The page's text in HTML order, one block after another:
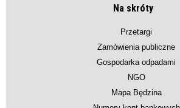
Na skróty
Przetargi
Zamówienia publiczne
Gospodarka odpadami
NGO
Mapa Będzina